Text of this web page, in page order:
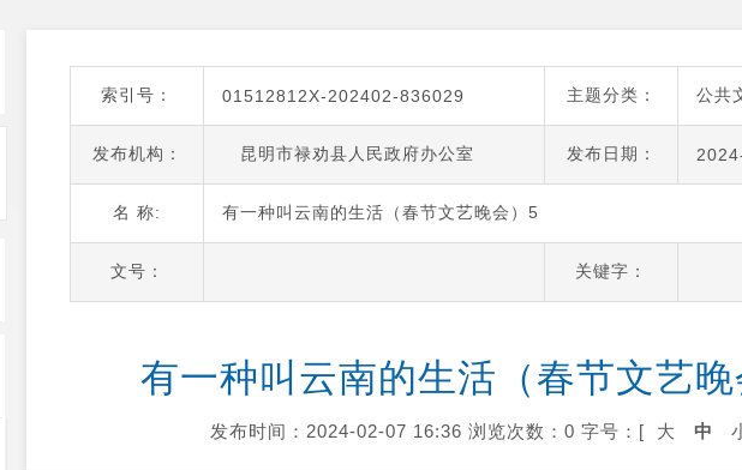
索引号： 01512812X-202402-836029 主题分类： 公共
发布机构： 昆明市禄劝县人民政府办公室 发布日期：
名 称: 有一种叫云南的生活（春节文艺晚会）5
文号： 关键字：
有一种叫云南的生活（春节文艺
发布时间：2024-02-07 16:36 浏览次数：0 字号：[ 大 中